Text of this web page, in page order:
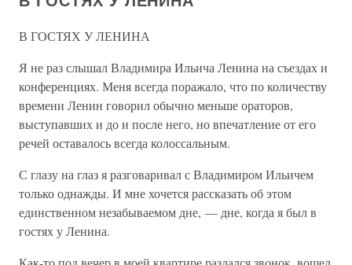
В ГОСТЯХ У ЛЕНИНА
Я не раз слышал Владимира Ильича Ленина на съездах и
конференциях. Меня всегда поражало, что по количеству
времени Ленин говорил обычно меньше ораторов,
выступавших и до и после него, но впечатление от его
речей оставалось всегда колоссальным.
С глазу на глаз я разговаривал с Владимиром Ильичем
только однажды. И мне хочется рассказать об этом
единственном незабываемом дне, — дне, когда я был в
гостях у Ленина.